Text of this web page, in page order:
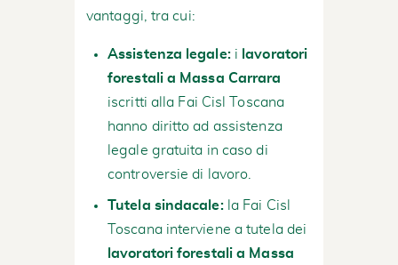
vantaggi, tra cui:
Assistenza legale:i lavoratori
forestali a Massa Carrara
iscritti alla Fai Cisl Toscana
hanno diritto ad assistenza
legale gratuita in caso di
controversie di lavoro.
Tutela sindacale:la Fai Cisl
Toscana interviene a tutela dei
lavoratori forestali a Massa